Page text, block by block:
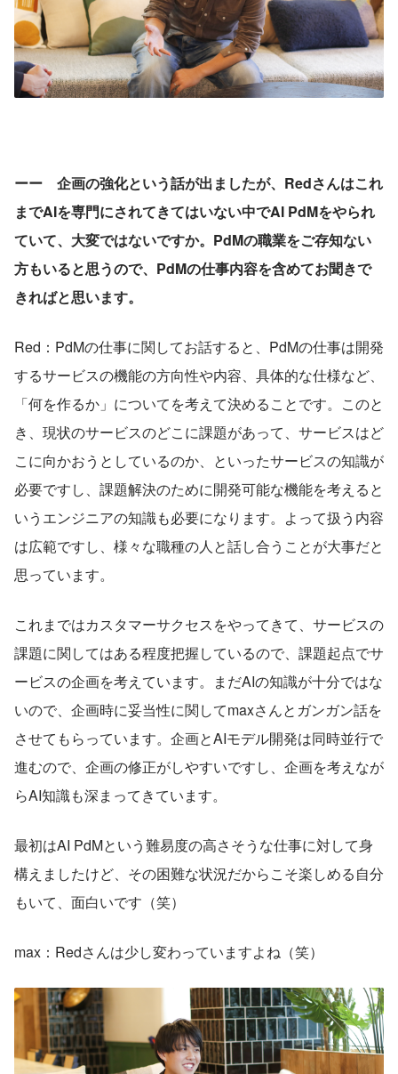
ーー　企画の強化という話が出ましたが、Redさんはこれ
までAIを専門にされてきてはいない中でAI PdMをやられ
ていて、大変ではないですか。PdMの職業をご存知ない
方もいると思うので、PdMの仕事内容を含めてお聞きで
きればと思います。
Red：PdMの仕事に関してお話すると、PdMの仕事は開発
するサービスの機能の方向性や内容、具体的な仕様など、
「何を作るか」についてを考えて決めることです。このと
き、現状のサービスのどこに課題があって、サービスはど
こに向かおうとしているのか、といったサービスの知識が
必要ですし、課題解決のために開発可能な機能を考えると
いうエンジニアの知識も必要になります。よって扱う内容
は広範ですし、様々な職種の人と話し合うことが大事だと
思っています。
これまではカスタマーサクセスをやってきて、サービスの
課題に関してはある程度把握しているので、課題起点でサ
ービスの企画を考えています。まだAIの知識が十分ではな
いので、企画時に妥当性に関してmaxさんとガンガン話を
させてもらっています。企画とAIモデル開発は同時並行で
進むので、企画の修正がしやすいですし、企画を考えなが
らAI知識も深まってきています。
最初はAI PdMという難易度の高さそうな仕事に対して身
構えましたけど、その困難な状況だからこそ楽しめる自分
もいて、面白いです（笑）
max：Redさんは少し変わっていますよね（笑）